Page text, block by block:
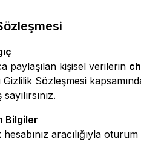
paylaşılan kişisel verilerin
Gizlilik Sözleşmesi
Bilgiler
aracılığıyla